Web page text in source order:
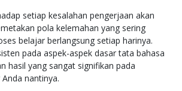
setiap kesalahan pengerjaan akan
pola kelemahan yang sering
belajar berlangsung setiap harinya.
pada aspek-aspek dasar tata bahasa
hasil yang sangat signifikan pada
nantinya.